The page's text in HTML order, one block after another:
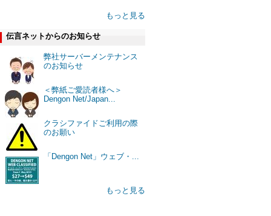
もっと見る
伝言ネットからのお知らせ
弊社サーバーメンテナンス
のお知らせ
＜弊紙ご愛読者様へ＞
Dengon Net/Japan...
クラシファイドご利用の際
のお願い
「Dengon Net」ウェブ・...
もっと見る